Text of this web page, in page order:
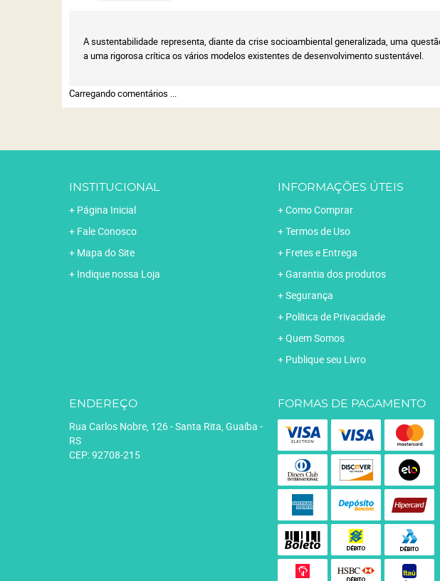
A sustentabilidade representa, diante da crise socioambiental generalizada, uma
a uma rigorosa crítica os vários modelos existentes de desenvolvimento sustentável.
Carregando comentários ...
INSTITUCIONAL
Página Inicial
Fale Conosco
Mapa do Site
Indique nossa Loja
INFORMAÇÕES ÚTEIS
Como Comprar
Termos de Uso
Fretes e Entrega
Garantia dos produtos
Segurança
Política de Privacidade
Quem Somos
Publique seu Livro
ENDEREÇO
Rua Carlos Nobre, 126-Santa Rita, Guaíba -
RS
CEP: 92708-215
FORMAS DE PAGAMENTO